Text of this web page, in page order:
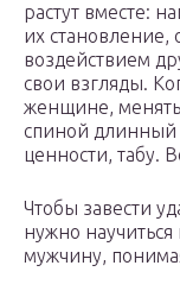
растут вместе:
их становление,
воздействием
свои взгляды.
женщине,
спиной длинный
ценности, табу.
Чтобы завести
нужно
мужчину,